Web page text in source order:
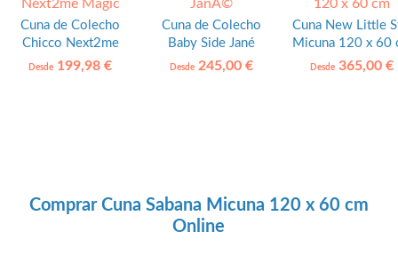
Cuna de Colecho
Chicco Next2me
Magic
Desde 199,98 €
Cuna de Colecho
Baby Side Jané
Desde245,00 €
Cuna New Little
Micuna 120 x 60
Desde 365,00 €
Comprar Cuna Sabana Micuna 120 x 60 cm
Online